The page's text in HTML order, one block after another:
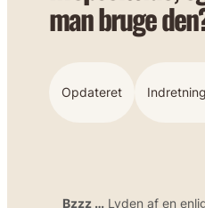
man bruge
Opdateret
Bzzz … Lyden af en